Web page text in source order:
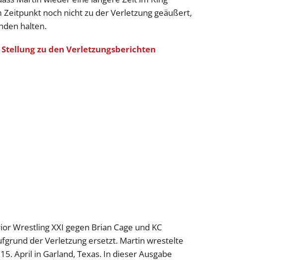
noch nicht zu der Verletzung geäußert,
halten.
zu den Verletzungsberichten
Wrestling XXI gegen Brian Cage und KC
der Verletzung ersetzt. Martin wrestelte
April in Garland, Texas. In dieser Ausgabe